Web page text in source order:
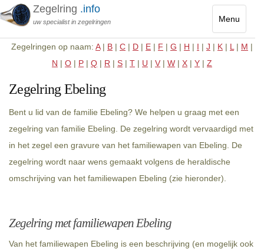
Menu
Toggle
Zegelring .info
uw specialist in zegelringen
Zegelringen op naam: A| B | C | D | E | F | G | H | I | J | K | L | M |
N | O | P | Q | R | S | T | U | V | W | X | Y | Z
Zegelring Ebeling
Bent u lid van de familie Ebeling? We helpen u graag met een
zegelring van familie Ebeling. De zegelring wordt vervaardigd met
in het zegel een gravure van het familiewapen van Ebeling. De
zegelring wordt naar wens gemaakt volgens de heraldische
omschrijving van het familiewapen Ebeling (zie hieronder).
Zegelring met familiewapen Ebeling
Van het familiewapen Ebeling is een beschrijving (en mogelijk ook